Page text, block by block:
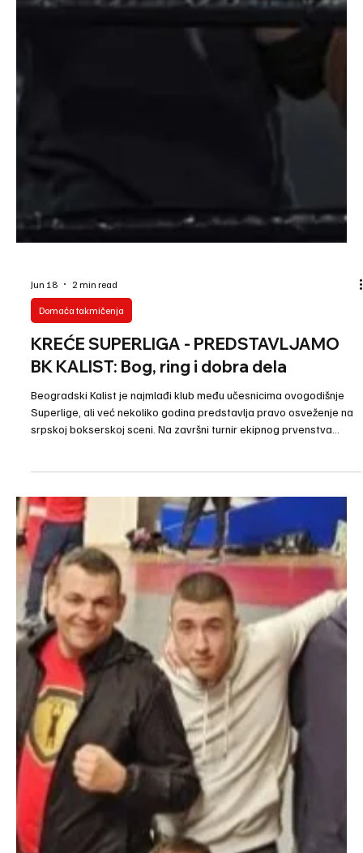
Jun 18 2 min read
BK KALIST: Bog, ring i dobra dela
Beogradski Kalist je najmlađi klub među učesnicima ovogodišnje
Superlige, ali već nekoliko godina predstavlja pravo osveženje na
srpskoj bokserskoj sceni. Na završni turnir ekipnog prvenstva
države, koji danas počinje na Zlatiboru, Kalist je stigao na
dominantan način, osvojivši prvo mesto u Regionu Beograd u
konkurenciji čak 19 klubova. Tokom kvalifikacija za Superligu, Kalist
je bio uspešniji čak i od Crvene zvezde, koju mnogi stručnjaci
smatraju najvećim favoritom za osvaj